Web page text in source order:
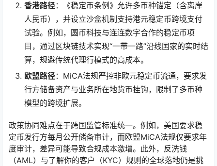
香港路径：《稳定币条例》允许多币种锚定（含离岸
人民币），并设立沙盒机制支持港元稳定币跨境支付
试验。例如，圆币科技与连连数字合作的稳定币项
目，通过区块链技术实现“一带一路”沿线国家的实时结
算，规避传统代理行模式的高成本。
欧盟路径：MiCA法规严控非欧元稳定币流通，要求发
行方储备资产与业务所在地货币挂钩，限制了多币种
模型的跨境扩展。
政策协同难点在于跨国监管标准统一。例如，美国要求稳
定币发行方每月公开储备审计，而欧盟MiCA法规仅要求年
度审计，差异可能导致合规成本激增。此外，反洗钱
（AML）与了解你的客户（KYC）规则的全球落地仍是挑